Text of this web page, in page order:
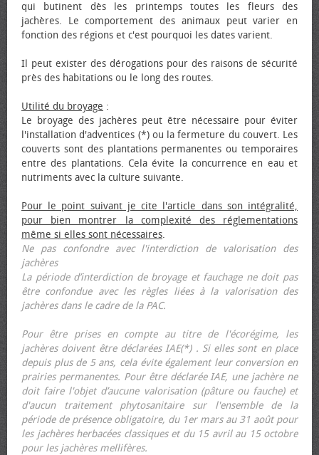
qui butinent dès les printemps toutes les fleurs des
jachères. Le comportement des animaux peut varier en
fonction des régions et c'est pourquoi les dates varient.
Il peut exister des dérogations pour des raisons de sécurité
près des habitations ou le long des routes.
Utilité du broyage :
Le broyage des jachères peut être nécessaire pour éviter
l'installation d'adventices (*) ou la fermeture du couvert. Les
couverts sont des plantations permanentes ou temporaires
entre des plantations. Cela évite la concurrence en eau et
nutriments avec la culture suivante.
Pour le point suivant je cite l'article dans son intégralité,
pour bien montrer la complexité des réglementations
même si elles sont nécessaires.
Ne pas confondre avec l'interdiction de valorisation des
jachères
La période d’interdiction de broyage et fauchage ne doit pas
être confondue avec les règles liées à la valorisation des
jachères dans le cadre de la PAC.
Pour être prises en compte au titre de l'écorégime, les
jachères doivent être déclarées IAE(*) . Si elles sont en place
depuis plus de 5 ans, cela évite également leur conversion en
prairies permanentes. Pour être déclarée IAE, une jachère ne
doit faire l'objet d’aucune valorisation (pâture ou fauche) et
d'aucun traitement phytosanitaire sur l'ensemble de la
période de présence obligatoire, du 1er mars au 31 août pour
les jachères herbacées classiques et du 15 avril au 15 octobre
pour les jachères mellifères.